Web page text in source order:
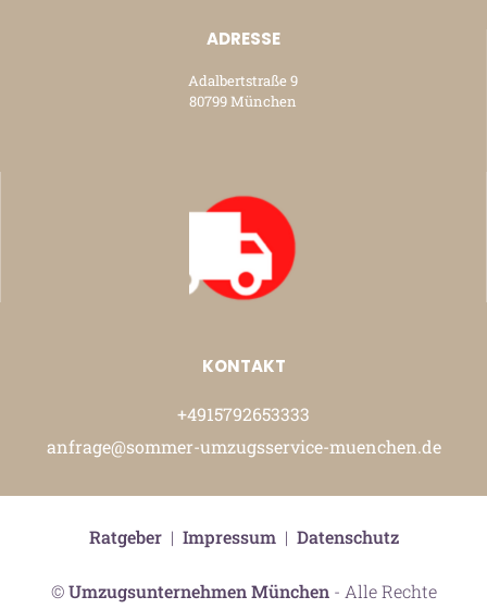
ADRESSE
Adalbertstraße 9
80799 München
KONTAKT
+4915792653333
anfrage@sommer-umzugsservice-muenchen.de
©Umzugsunternehmen München- Alle Rechte
Ratgeber| Impressum| Datenschutz